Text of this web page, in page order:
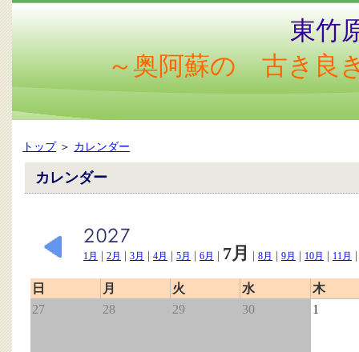
東竹
～奥阿蘇の 古き良
トップ＞ カレンダー
カレンダー
1月 | 2月 | 3月 | 4月 | 5月 | 6月 | 7月 | 8月 | 9月 | 10月 | 11月
日 月 火 水
木
27
28 29 30 1